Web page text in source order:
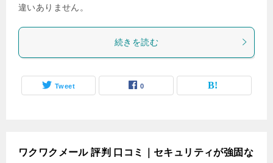
違いありません。
続きを読む
Tweet 0
ワクワクメール 評判 口コミ｜セキュリティが強固な